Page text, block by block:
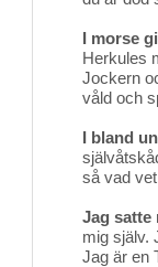
I morse
Herkules
Jockern
våld och
I bland
så vad
Jag satte
mig själv.
Jag är en